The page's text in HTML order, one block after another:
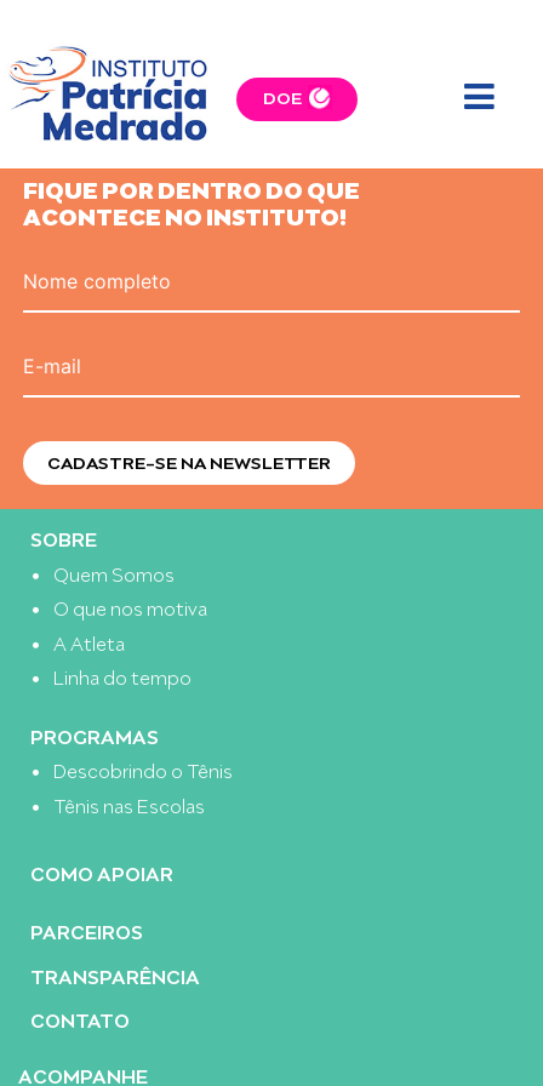
DOE
Resultados
VOLTAR AO TOPO
FIQUE POR DENTRO DO QUE
ACONTECE NO INSTITUTO!
Nome completo
E-mail
SOBRE
Quem Somos
O que nos motiva
A Atleta
Linha do tempo
PROGRAMAS
Descobrindo o Tênis
Tênis nas Escolas
COMO APOIAR
PARCEIROS
TRANSPARÊNCIA
CONTATO
ACOMPANHE